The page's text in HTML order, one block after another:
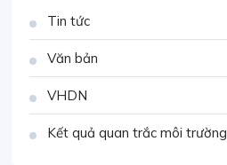
Tin tức
Văn bản
VHDN
Kết quả quan trắc môi trường